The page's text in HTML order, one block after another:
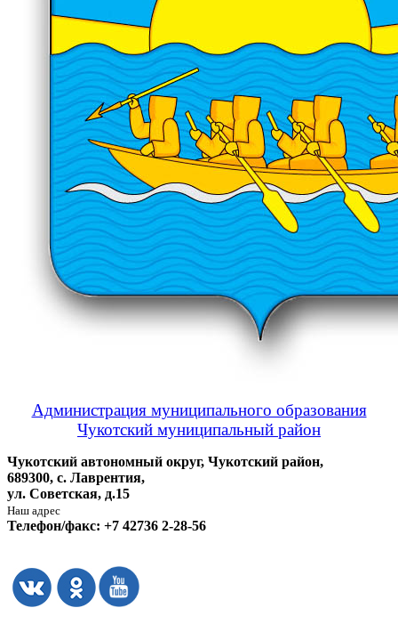
Администрация муниципального образования
Чукотский муниципальный район
Чукотский автономный округ, Чукотский район,
689300, с. Лаврентия,
ул. Советская, д.15
Наш адрес
Телефон/факс: +7 42736 2-28-56